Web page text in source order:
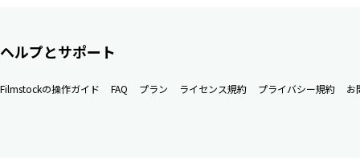
ヘルプとサポート
Filmstockの操作ガイド FAQ プラン ライセンス規約 プライバシー規約 お